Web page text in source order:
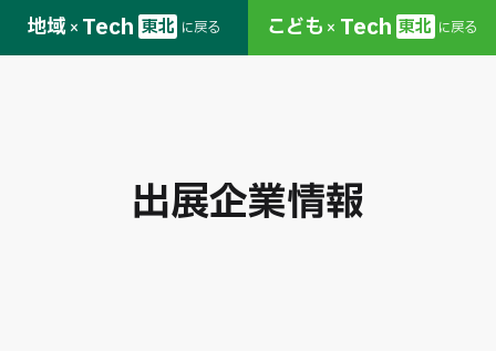
地域 × Tech 東北 に戻る こども × Tech 東北 に戻る
出展企業情報